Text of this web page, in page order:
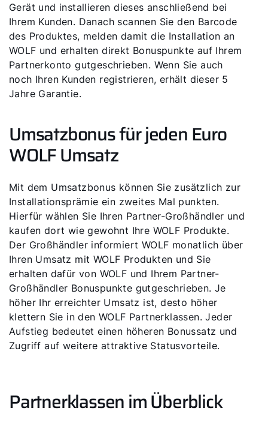
Gerät und installieren dieses anschließend bei
Ihrem Kunden. Danach scannen Sie den Barcode
des Produktes, melden damit die Installation an
WOLF und erhalten direkt Bonuspunkte auf Ihrem
Partnerkonto gutgeschrieben. Wenn Sie auch
noch Ihren Kunden registrieren, erhält dieser 5
Jahre Garantie.
Umsatzbonus für jeden Euro
WOLF Umsatz
Mit dem Umsatzbonus können Sie zusätzlich zur
Installationsprämie ein zweites Mal punkten.
Hierfür wählen Sie Ihren Partner-Großhändler und
kaufen dort wie gewohnt Ihre WOLF Produkte.
Der Großhändler infor­miert WOLF monatlich über
Ihren Umsatz mit WOLF Produkten und Sie
erhalten dafür von WOLF und Ihrem Partner-
Großhändler Bonuspunkte gutgeschrieben. Je
höher Ihr erreichter Umsatz ist, desto höher
klettern Sie in den WOLF Partnerklassen. Jeder
Aufstieg bedeutet einen höheren Bonussatz und
Zugriff auf weitere attraktive Statusvorteile.
Partnerklassen im Überblick